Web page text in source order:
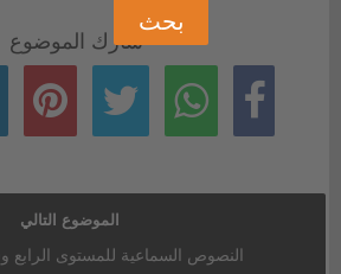
شارك الموضوع
الموضوع التالي
النصوص السماعية للمستوى الرابع وفق